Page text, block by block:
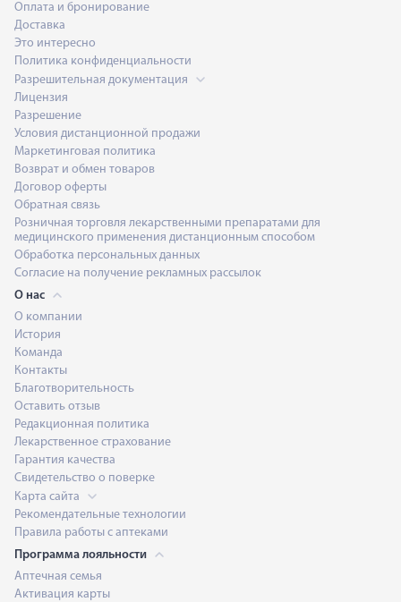
Оплата и бронирование
Доставка
Это интересно
Политика конфиденциальности
Разрешительная документация
Лицензия
Разрешение
Условия дистанционной продажи
Маркетинговая политика
Возврат и обмен товаров
Договор оферты
Обратная связь
Розничная торговля лекарственными препаратами для
медицинского применения дистанционным способом
Обработка персональных данных
Согласие на получение рекламных рассылок
О нас
О компании
История
Команда
Контакты
Благотворительность
Оставить отзыв
Редакционная политика
Лекарственное страхование
Гарантия качества
Свидетельство о поверке
Карта сайта
Рекомендательные технологии
Правила работы с аптеками
Программа лояльности
Аптечная семья
Активация карты